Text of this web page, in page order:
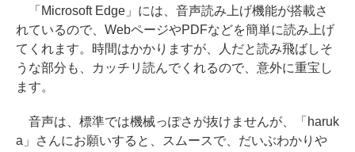
「Microsoft Edge」には、音声読み上げ機能が搭載さ
れているので、WebページやPDFなどを簡単に読み上げ
てくれます。時間はかかりますが、人だと読み飛ばしそ
うな部分も、カッチリ読んでくれるので、意外に重宝し
ます。
音声は、標準では機械っぽさが抜けませんが、「haruk
a」さんにお願いすると、スムースで、だいぶわかりや